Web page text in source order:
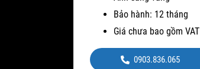
Bảo hành: 12 tháng
Giá chưa bao gồm VAT
0903.836.065